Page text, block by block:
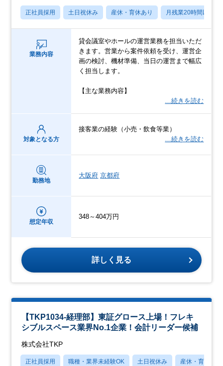
正社員採用 土日祝休み 産休・育休あり 月残業20時間以内
業務内容
貸会議室やホールの運営業務を担当いただ
きます。営業から案件依頼を受け、運営企
画の検討、機材準備、当日の運営まで幅広
く担当します。
【主な業務内容】
…続きを読む
対象となる方
接客業の経験（小売・飲食等業）
…続きを読む
勤務地
大阪府 京都府
想定年収
348～404万円
詳しく見る
【TKP1034-経理部】東証グロース上場！フレキ
シブルスペース業界No.1企業！会計リーダー候補
株式会社TKP
正社員採用 職種・業界未経験OK 土日祝休み 産休・育休あり